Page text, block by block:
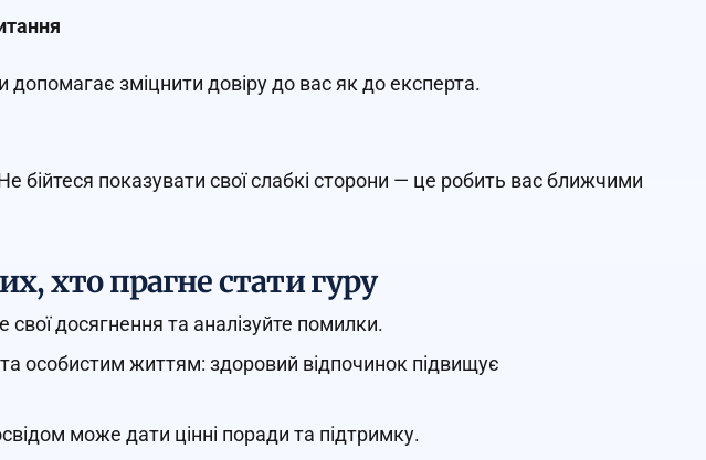
допомагає зміцнити довіру до вас як до експерта.
бійтеся показувати свої слабкі сторони — це робить вас ближчими
хто прагне стати гуру
свої досягнення та аналізуйте помилки.
особистим життям: здоровий відпочинок підвищує
може дати цінні поради та підтримку.